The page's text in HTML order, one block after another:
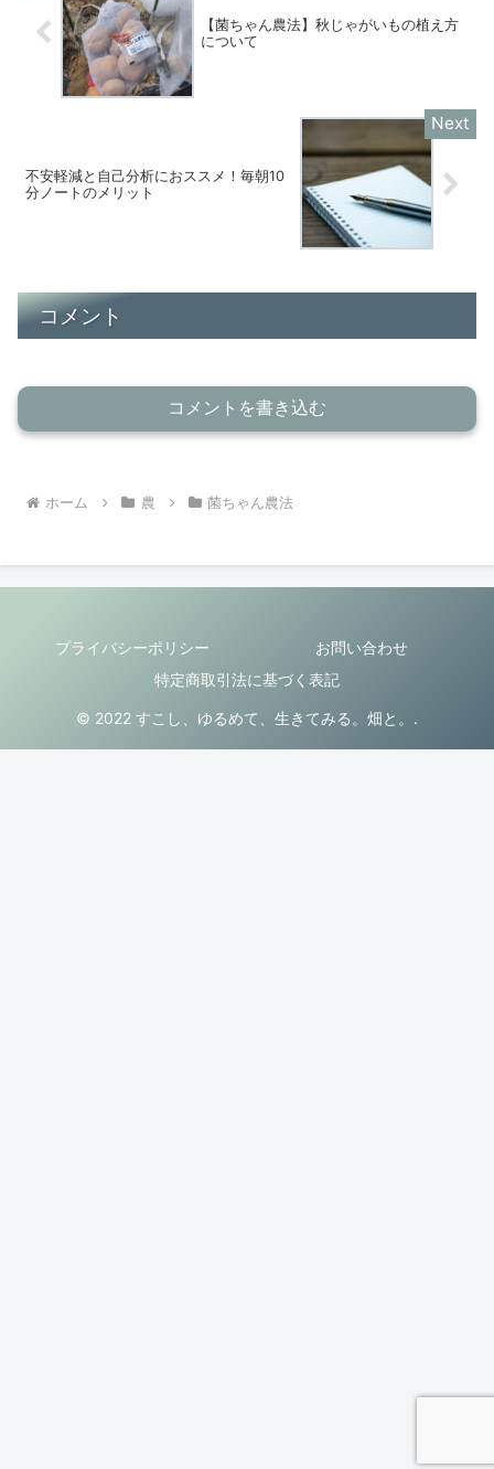
【菌ちゃん農法】秋じゃがいもの植え方
について
不安軽減と自己分析におススメ！毎朝10
分ノートのメリット
コメント
コメントを書き込む
ホーム 農 菌ちゃん農法
プライバシーポリシー
お問い合わせ
特定商取引法に基づく表記
© 2022 すこし、ゆるめて、生きてみる。畑と。.